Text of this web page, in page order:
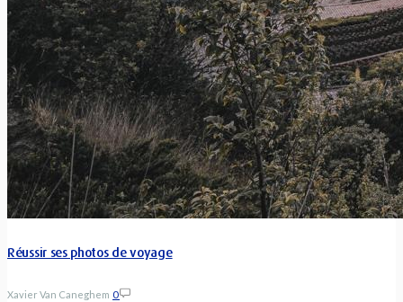
Réussir ses photos de voyage
Xavier Van Caneghem 0